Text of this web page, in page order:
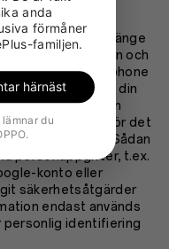
när och hur länge
via Tjänsten och
på din smartphone
sådant sätt att din
information
vilket gör det
till kraschen. Sådan
personuppgifter, t.ex.
konto eller
säkerhetsåtgärder
endast används
personlig identifiering
anda
förmåner
familjen.
härnäst
du